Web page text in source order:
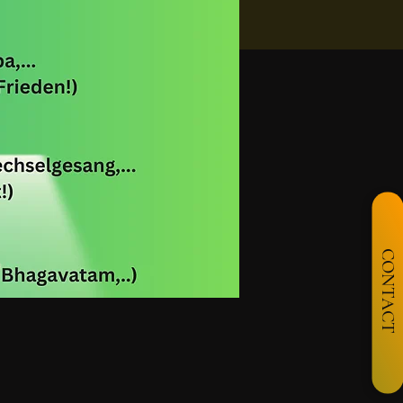
CONTACT